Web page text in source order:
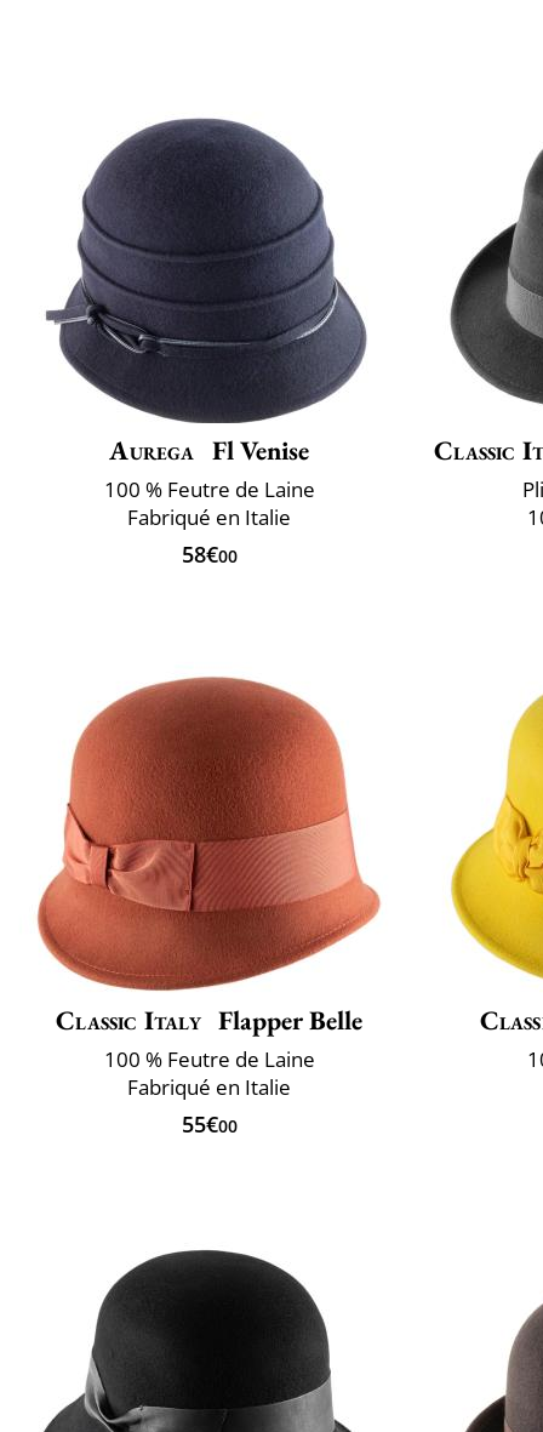
Aurega Fl Venise
100 % Feutre de Laine
Fabriqué en Italie
58€00
Classic
Classic Italy Flapper Belle
100 % Feutre de Laine
Fabriqué en Italie
55€00